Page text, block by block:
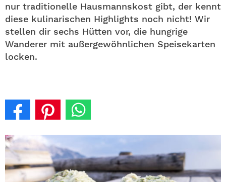
nur traditionelle Hausmannskost gibt, der kennt
diese kulinarischen Highlights noch nicht! Wir
stellen dir sechs Hütten vor, die hungrige
Wanderer mit außergewöhnlichen Speisekarten
locken.